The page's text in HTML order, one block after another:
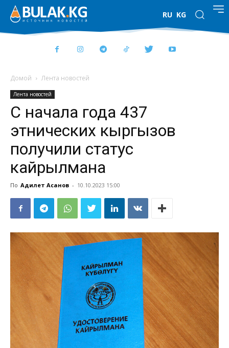
RU KG
Домой Лента новостей
Лента новостей
С начала года 437
этнических кыргызов
получили статус
кайрылмана
По Адилет Асанов - 10.10.2023 15:00